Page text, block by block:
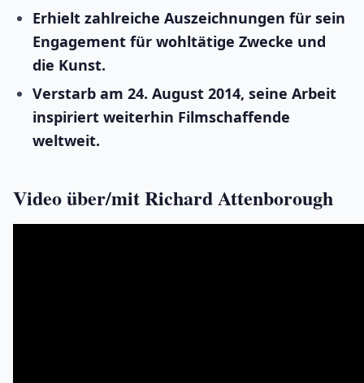
Erhielt zahlreiche Auszeichnungen für sein
Engagement für wohltätige Zwecke und
die Kunst.
Verstarb am 24. August 2014, seine Arbeit
inspiriert weiterhin Filmschaffende
weltweit.
Video über/mit Richard Attenborough